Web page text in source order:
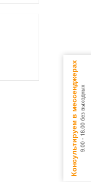
Консультируем в мессенджерах9.00 - 18.00 без выходных